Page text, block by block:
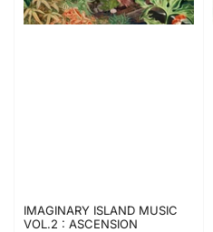
IMAGINARY ISLAND MUSIC
VOL.2 : ASCENSION